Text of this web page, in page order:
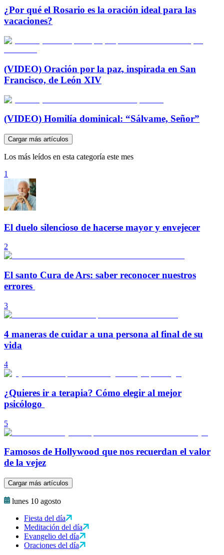
¿Por qué el Rosario es la oración ideal para las
vacaciones?
(VIDEO) Oración por la paz, inspirada en San
Francisco, de León XIV
(VIDEO) Homilía dominical: “Sálvame, Señor”
Cargar más artículos
Los más leídos en esta categoría este mes
1
El duelo silencioso de hacerse mayor y envejecer
2
El santo Cura de Ars: saber reconocer nuestros
errores
3
4 maneras de cuidar a una persona al final de su
vida
4
¿Quieres ir a terapia? Cómo elegir al mejor
psicólogo
5
Famosos de Hollywood que nos recuerdan el valor
de la vejez
Cargar más artículos
lunes 10 agosto
Fiesta del día
Meditación del día
Evangelio del día
Oraciones del día